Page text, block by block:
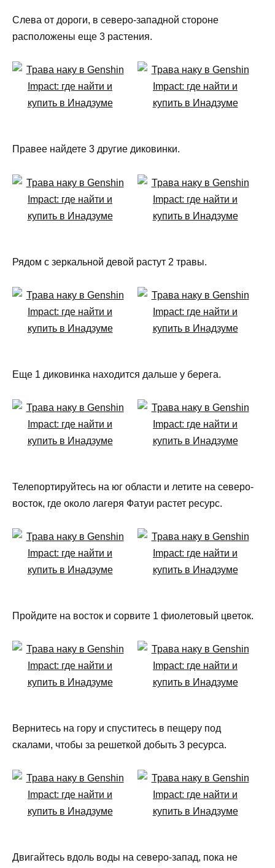
Слева от дороги, в северо-западной стороне
расположены еще 3 растения.
Правее найдете 3 другие диковинки.
Рядом с зеркальной девой растут 2 травы.
Еще 1 диковинка находится дальше у берега.
Телепортируйтесь на юг области и летите на северо-
восток, где около лагеря Фатуи растет ресурс.
Пройдите на восток и сорвите 1 фиолетовый цветок.
Вернитесь на гору и спуститесь в пещеру под
скалами, чтобы за решеткой добыть 3 ресурса.
Двигайтесь вдоль воды на северо-запад, пока не